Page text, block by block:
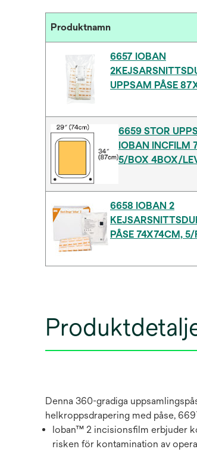
Produktnamn
6657 IOBAN
UPPSAM PÅSE
6659 STOR
IOBAN INCFILM
5/BOX 4BOX/
6658 IOBAN 2
PÅSE 74X74CM, 5/
Denna 360-gradiga
helkroppsdrapering med påse,
Ioban™ 2 incisionsfilm erbjuder
risken för kontamination av